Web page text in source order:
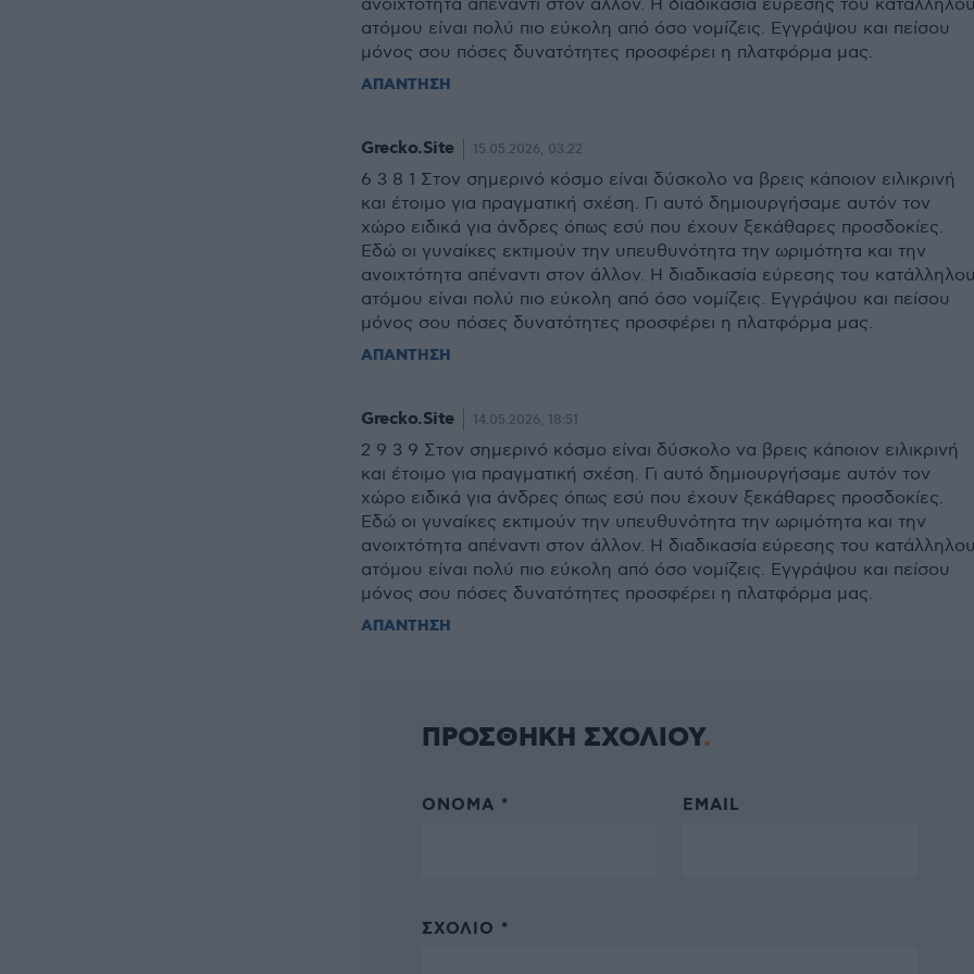
ανοιχτότητα απέναντι στον άλλον. Η διαδικασία εύρεσης του
ατόμου είναι πολύ πιο εύκολη από όσο νομίζεις. Εγγράψου και πείσου
μόνος σου πόσες δυνατότητες προσφέρει η πλατφόρμα μας.
ΑΠΑΝΤΗΣΗ
Grecko.Site 15.05.2026, 03:22
6 3 8 1 Στον σημερινό κόσμο είναι δύσκολο να βρεις κάποιον ειλικρινή
και έτοιμο για πραγματική σχέση. Γι αυτό δημιουργήσαμε αυτόν τον
χώρο ειδικά για άνδρες όπως εσύ που έχουν ξεκάθαρες προσδοκίες.
Εδώ οι γυναίκες εκτιμούν την υπευθυνότητα την ωριμότητα και την
ανοιχτότητα απέναντι στον άλλον. Η διαδικασία εύρεσης του
ατόμου είναι πολύ πιο εύκολη από όσο νομίζεις. Εγγράψου και πείσου
μόνος σου πόσες δυνατότητες προσφέρει η πλατφόρμα μας.
ΑΠΑΝΤΗΣΗ
Grecko.Site 14.05.2026, 18:51
2 9 3 9 Στον σημερινό κόσμο είναι δύσκολο να βρεις κάποιον ειλικρινή
και έτοιμο για πραγματική σχέση. Γι αυτό δημιουργήσαμε αυτόν τον
χώρο ειδικά για άνδρες όπως εσύ που έχουν ξεκάθαρες προσδοκίες.
Εδώ οι γυναίκες εκτιμούν την υπευθυνότητα την ωριμότητα και την
ανοιχτότητα απέναντι στον άλλον. Η διαδικασία εύρεσης του
ατόμου είναι πολύ πιο εύκολη από όσο νομίζεις. Εγγράψου και πείσου
μόνος σου πόσες δυνατότητες προσφέρει η πλατφόρμα μας.
ΑΠΑΝΤΗΣΗ
ΠΡΟΣΘΗΚΗ ΣΧΟΛΙΟΥ
ΌΝΟΜΑ * EMAIL
ΣΧΌΛΙΟ *